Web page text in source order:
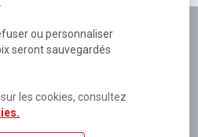
ou personnaliser
seront sauvegardés
les cookies, consultez